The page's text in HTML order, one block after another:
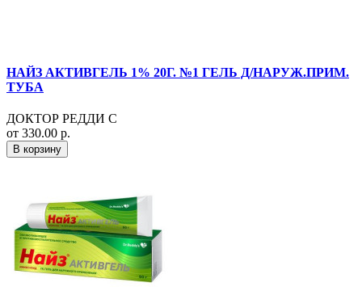
НАЙЗ АКТИВГЕЛЬ 1% 20Г. №1 ГЕЛЬ Д/НАРУЖ.ПРИМ.
ТУБА
ДОКТОР РЕДДИ С
от 330.00 р.
В корзину